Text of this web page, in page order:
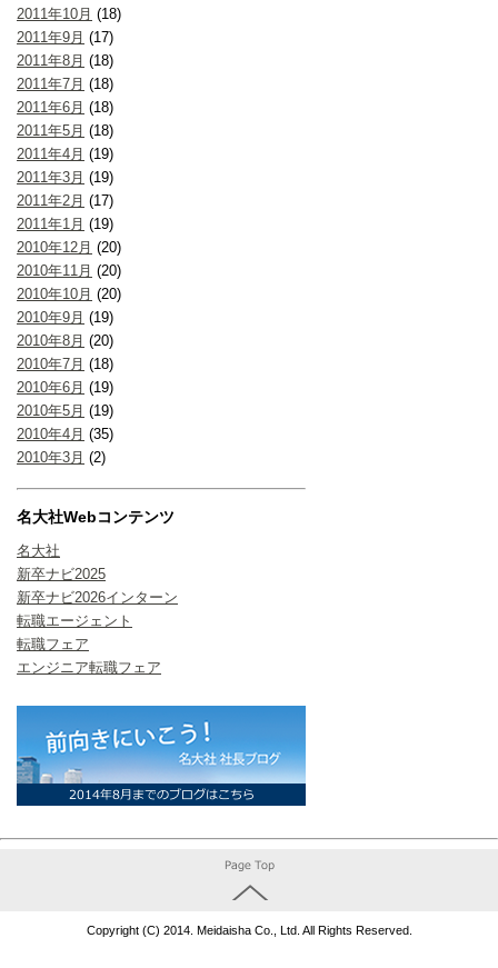
2011年10月 (18)
2011年9月 (17)
2011年8月 (18)
2011年7月 (18)
2011年6月 (18)
2011年5月 (18)
2011年4月 (19)
2011年3月 (19)
2011年2月 (17)
2011年1月 (19)
2010年12月 (20)
2010年11月 (20)
2010年10月 (20)
2010年9月 (19)
2010年8月 (20)
2010年7月 (18)
2010年6月 (19)
2010年5月 (19)
2010年4月 (35)
2010年3月 (2)
名大社Webコンテンツ
名大社
新卒ナビ2025
新卒ナビ2026インターン
転職エージェント
転職フェア
エンジニア転職フェア
Copyright (C) 2014. Meidaisha Co., Ltd. All Rights Reserved.